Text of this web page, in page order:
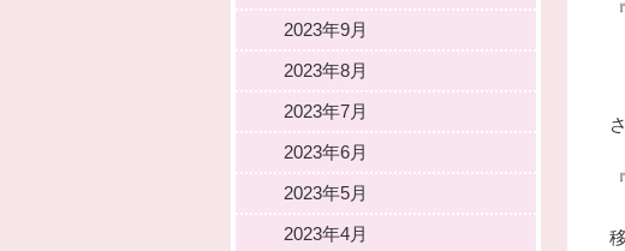
2023年9月
2023年8月
2023年7月
2023年6月
2023年5月
2023年4月